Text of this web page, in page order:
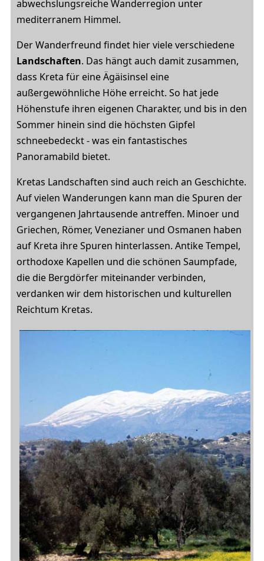
abwechslungsreiche Wanderregion unter
mediterranem Himmel.
Der Wanderfreund findet hier viele verschiedene
Landschaften. Das hängt auch damit zusammen,
dass Kreta für eine Ägäisinsel eine
außergewöhnliche Höhe erreicht. So hat jede
Höhenstufe ihren eigenen Charakter, und bis in den
Sommer hinein sind die höchsten Gipfel
schneebedeckt - was ein fantastisches
Panoramabild bietet.
Kretas Landschaften sind auch reich an Geschichte.
Auf vielen Wanderungen kann man die Spuren der
vergangenen Jahrtausende antreffen. Minoer und
Griechen, Römer, Venezianer und Osmanen haben
auf Kreta ihre Spuren hinterlassen. Antike Tempel,
orthodoxe Kapellen und die schönen Saumpfade,
die die Bergdörfer miteinander verbinden,
verdanken wir dem historischen und kulturellen
Reichtum Kretas.